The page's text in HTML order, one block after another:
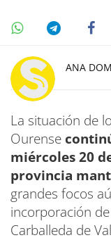
ANA
La situación de
Ourense
miércoles 20
provincia
grandes focos
incorporación
Carballeda de